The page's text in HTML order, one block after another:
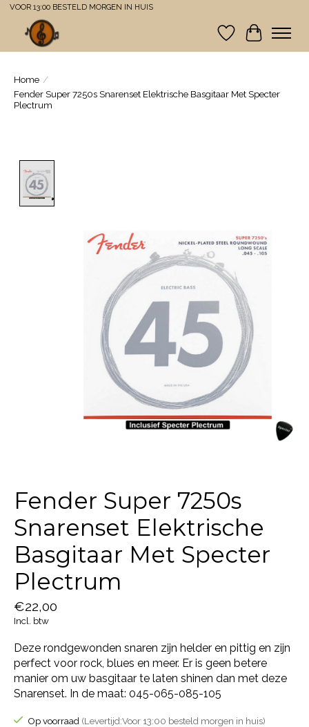
VOOR 13:00 BESTELD MORGEN IN HUIS
Verlanglijst
Home /
Fender Super 7250s Snarenset Elektrische Basgitaar Met Specter
Plectrum
Fender Super 7250s
Snarenset Elektrische
Basgitaar Met Specter
Plectrum
€22,00
Incl. btw
Deze rondgewonden snaren zijn helder en pittig en zijn
perfect voor rock, blues en meer. Er is geen betere
manier om uw basgitaar te laten shinen dan met deze
Snarenset. In de maat: 045-065-085-105
Op voorraad (Levertijd:Voor 13:00 besteld morgen in huis)